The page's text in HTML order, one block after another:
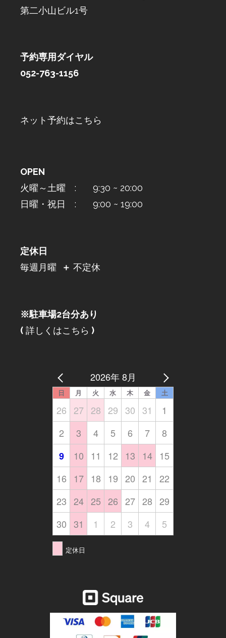
第二小山ビル1号
予約専用ダイヤル
052-763-1156
ネット予約はこちら
OPEN
火曜～土曜 : 9:30 ~ 20:00
日曜・祝日 : 9:00 ~ 19:00
定休日
毎週月曜
＋ 不定休
※駐車場2台分あり
( 詳しくはこちら )
2026年 8月
日 月 火 水 木 金 土
26 27 28 29 30 31
1
2
3 4 5 6 7
8
9
10 11 12 13 14
15
16
17 18 19 20 21
22
23 24 25 26 27 28 29
30 31 1 2 3 4 5
定休日